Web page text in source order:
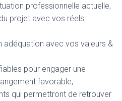
professionnelle actuelle,
projet avec vos réels
adéquation avec vos valeurs &
pour engager une
favorable,
qui permettront de retrouver